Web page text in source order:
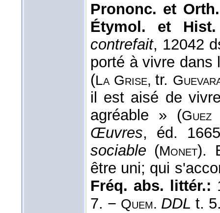
Prononc. et
Étymol. et
contrefait, 12042
porté à vivre dans
(La Grise, tr.
il est aisé de
agréable » (
Œuvres, éd.
sociable (Monet).
être uni; qui
Fréq. abs. littér.:
7. − Quem. DDL t.